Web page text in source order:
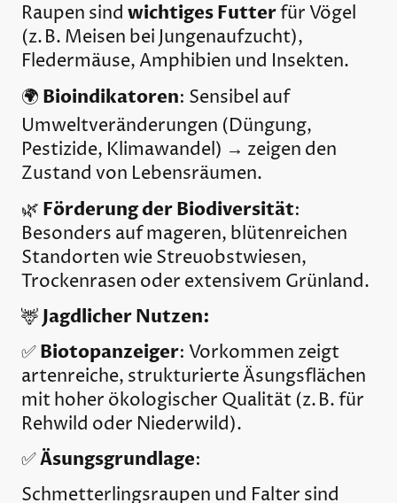
Raupen sind wichtiges Futterfür Vögel
(z. B. Meisen bei Jungenaufzucht),
Fledermäuse, Amphibien und Insekten.
🌍 Bioindikatoren: Sensibel auf
Umweltveränderungen (Düngung,
Pestizide, Klimawandel) → zeigen den
Zustand von Lebensräumen.
🌿 Förderung der Biodiversität:
Besonders auf mageren, blütenreichen
Standorten wie Streuobstwiesen,
Trockenrasen oder extensivem Grünland.
🦌 Jagdlicher Nutzen:
✅Biotopanzeiger: Vorkommen zeigt
artenreiche, strukturierte Äsungsflächen
mit hoher ökologischer Qualität (z. B. für
Rehwild oder Niederwild).
✅Äsungsgrundlage:
Schmetterlingsraupen und Falter sind